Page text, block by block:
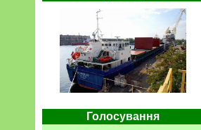
Голосування